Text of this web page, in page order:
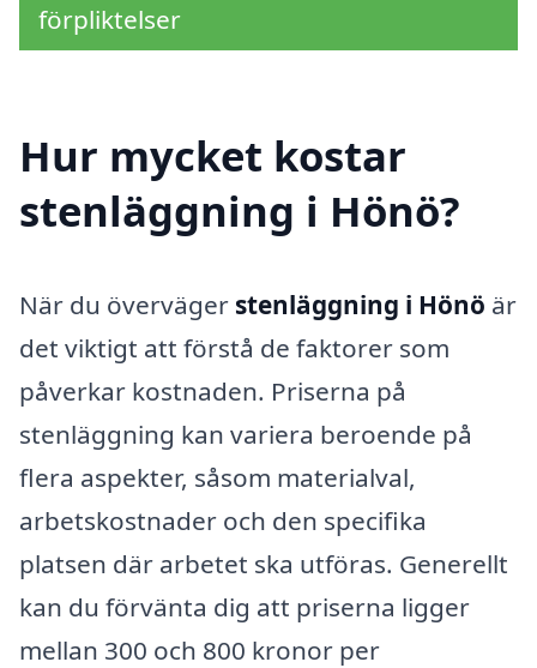
förpliktelser
Hur mycket kostar
stenläggning i Hönö?
När du överväger stenläggning i Hönö är
det viktigt att förstå de faktorer som
påverkar kostnaden. Priserna på
stenläggning kan variera beroende på
flera aspekter, såsom materialval,
arbetskostnader och den specifika
platsen där arbetet ska utföras. Generellt
kan du förvänta dig att priserna ligger
mellan 300 och 800 kronor per